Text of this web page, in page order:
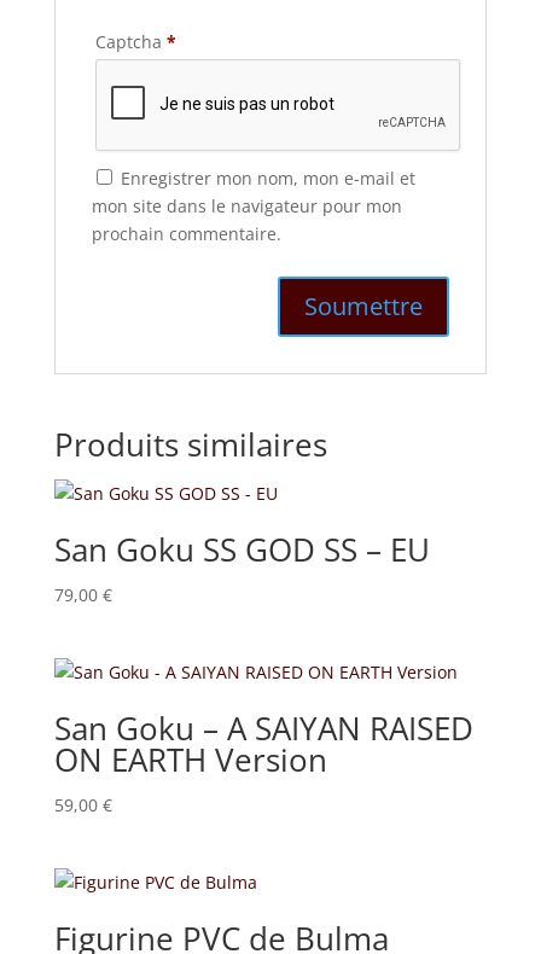
Captcha *
Enregistrer mon nom, mon e-mail et
mon site dans le navigateur pour mon
prochain commentaire.
Produits similaires
San Goku SS GOD SS – EU
79,00 €
San Goku – A SAIYAN RAISED
ON EARTH Version
59,00 €
Figurine PVC de Bulma